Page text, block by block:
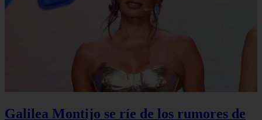
Galilea Montijo se ríe de los rumores de